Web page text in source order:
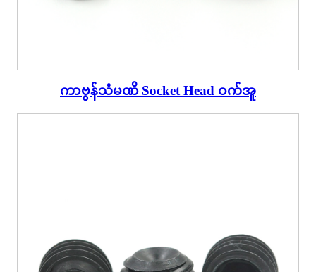
ကာဗွန်သံမဏိ Socket Head ဝက်အူ